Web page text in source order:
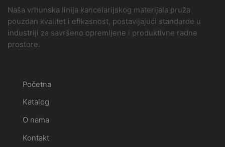
Naša vrhunska linija kancelarijskog materijala pruža
pouzdan kvalitet i efikasnost, postavljajući standarde u
industriji za savršeno opremljene i produktivne radne
prostore.
Početna
Katalog
O nama
Kontakt